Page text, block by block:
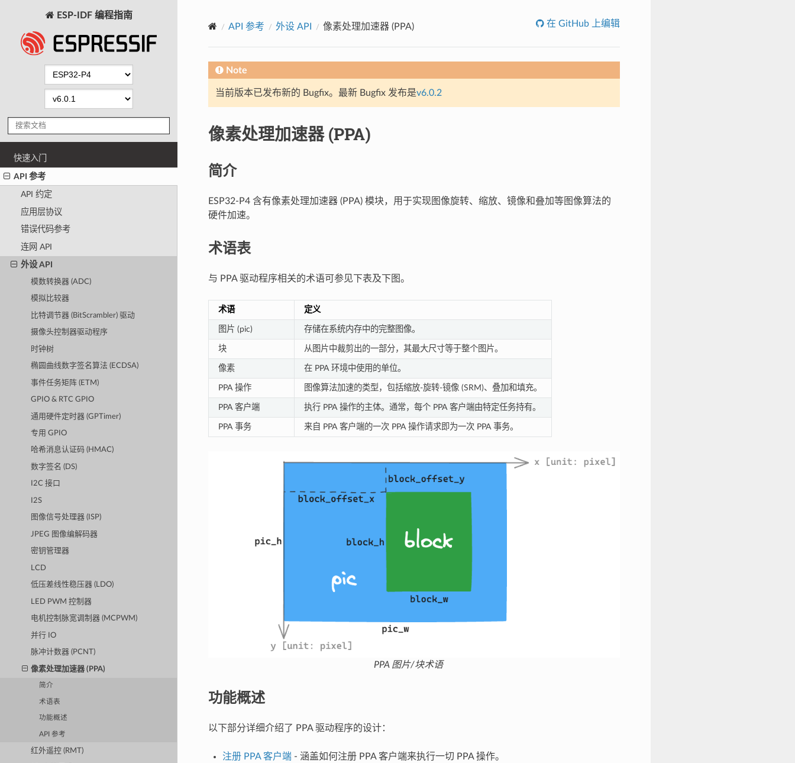
ESP-IDF 编程指南
快速入门
API 参考
API 约定
应用层协议
错误代码参考
连网 API
外设 API
模数转换器 (ADC)
模拟比较器
比特调节器 (BitScrambler) 驱动
摄像头控制器驱动程序
时钟树
椭圆曲线数字签名算法 (ECDSA)
事件任务矩阵 (ETM)
GPIO & RTC GPIO
通用硬件定时器 (GPTimer)
专用 GPIO
哈希消息认证码 (HMAC)
数字签名 (DS)
I2C 接口
I2S
图像信号处理器 (ISP)
JPEG 图像编解码器
密钥管理器
LCD
低压差线性稳压器 (LDO)
LED PWM 控制器
电机控制脉宽调制器 (MCPWM)
并行 IO
脉冲计数器 (PCNT)
像素处理加速器 (PPA)
简介
术语表
功能概述
API 参考
红外遥控 (RMT)
API 参考 外设 API 像素处理加速器 (PPA) 在 GitHub 上编辑
Note
当前版本已发布新的 Bugfix。最新 Bugfix 发布是v6.0.2
像素处理加速器 (PPA)
简介
ESP32-P4 含有像素处理加速器 (PPA) 模块，用于实现图像旋转、缩放、镜像和叠加等图像算法的
硬件加速。
术语表
与 PPA 驱动程序相关的术语可参见下表及下图。
术语 定义
图片 (pic) 存储在系统内存中的完整图像。
块 从图片中裁剪出的一部分，其最大尺寸等于整个图片。
像素 在 PPA 环境中使用的单位。
PPA 操作 图像算法加速的类型，包括缩放-旋转-镜像 (SRM)、叠加和填充。
PPA 客户端 执行 PPA 操作的主体。通常，每个 PPA 客户端由特定任务持有。
PPA 事务 来自 PPA 客户端的一次 PPA 操作请求即为一次 PPA 事务。
PPA 图片/块术语
功能概述
以下部分详细介绍了 PPA 驱动程序的设计：
注册 PPA 客户端- 涵盖如何注册 PPA 客户端来执行一切 PPA 操作。